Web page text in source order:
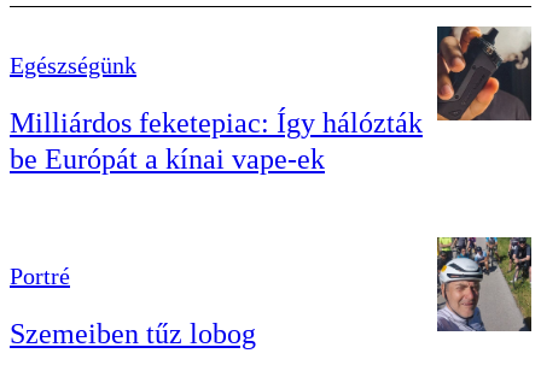
Egészségünk
Milliárdos feketepiac: Így hálózták
be Európát a kínai vape-ek
Portré
Szemeiben tűz lobog